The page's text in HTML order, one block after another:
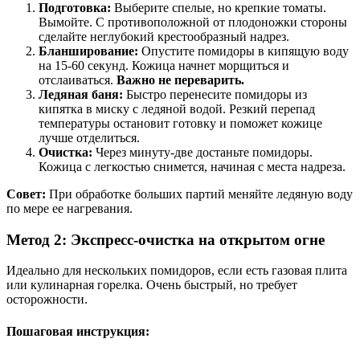
Подготовка: Выберите спелые, но крепкие томаты.
Вымойте. С противоположной от плодоножки стороны
сделайте неглубокий крестообразный надрез.
Бланширование: Опустите помидоры в кипящую воду
на 15-60 секунд. Кожица начнет морщиться и
отслаиваться. Важно не переварить.
Ледяная баня: Быстро перенесите помидоры из
кипятка в миску с ледяной водой. Резкий перепад
температуры остановит готовку и поможет кожице
лучше отделиться.
Очистка: Через минуту-две достаньте помидоры.
Кожица с легкостью снимется, начиная с места надреза.
Совет: При обработке больших партий меняйте ледяную воду
по мере ее нагревания.
Метод 2: Экспресс-очистка на открытом огне
Идеально для нескольких помидоров, если есть газовая плита
или кулинарная горелка. Очень быстрый, но требует
осторожности.
Пошаговая инструкция: